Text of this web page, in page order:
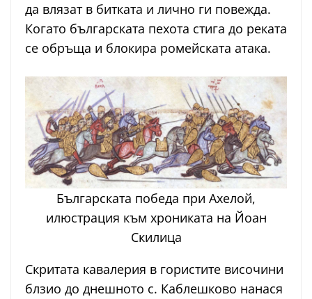
да влязат в битката и лично ги повежда.
Когато българската пехота стига до реката
се обръща и блокира ромейската атака.
Българската победа при Ахелой,
илюстрация към хрониката на Йоан
Скилица
Скритата кавалерия в гористите височини
блзио до днешното с. Каблешково нанася